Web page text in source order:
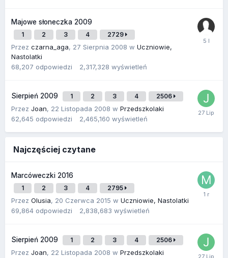
Majowe słoneczka 2009
1 2 3 4 2729
Przez czarna_aga, 27 Sierpnia 2008 w Uczniowie,
Nastolatki
68,207 odpowiedzi 2,317,328 wyświetleń
Sierpień 2009 1 2 3 4 2506
Przez Joan, 22 Listopada 2008 w Przedszkolaki
62,645 odpowiedzi 2,465,160 wyświetleń
Najczęściej czytane
Marcóweczki 2016
1 2 3 4 2795
Przez Olusia, 20 Czerwca 2015 w Uczniowie, Nastolatki
69,864 odpowiedzi 2,838,683 wyświetleń
Sierpień 2009 1 2 3 4 2506
Przez Joan, 22 Listopada 2008 w Przedszkolaki